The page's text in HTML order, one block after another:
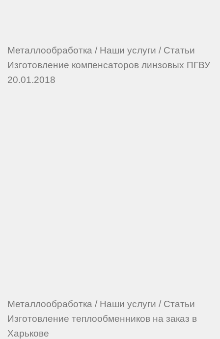
Металлообработка / Наши услуги / Статьи
Изготовление компенсаторов линзовых ПГВУ
20.01.2018
Металлообработка / Наши услуги / Статьи
Изготовление теплообменников на заказ в
Харькове